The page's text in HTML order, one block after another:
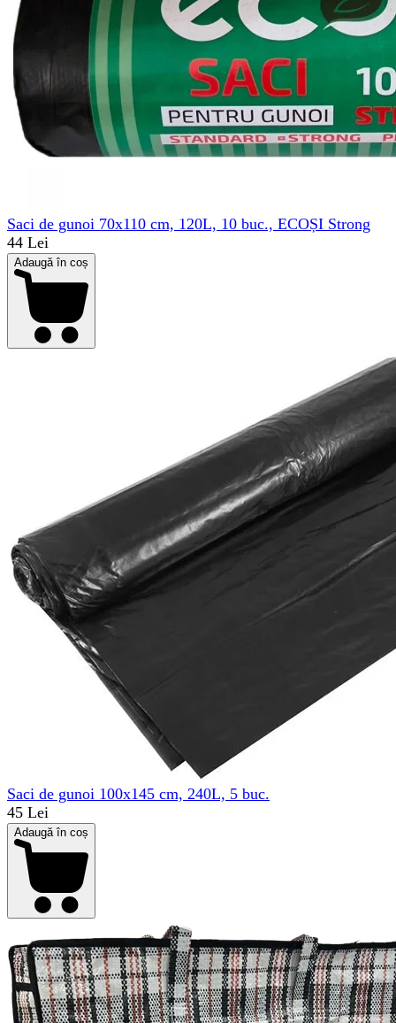
Saci de gunoi 70x110 cm, 120L, 10 buc., ECOȘI Strong
44 Lei
Adaugă în coș
Saci de gunoi 100x145 cm, 240L, 5 buc.
45 Lei
Adaugă în coș